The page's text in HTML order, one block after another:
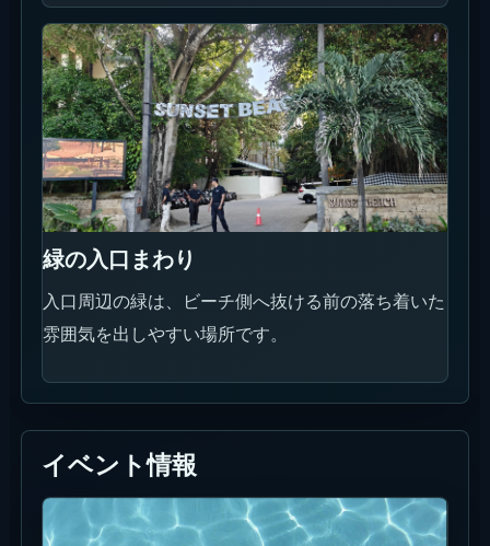
緑の入口まわり
入口周辺の緑は、ビーチ側へ抜ける前の落ち着いた
雰囲気を出しやすい場所です。
イベント情報